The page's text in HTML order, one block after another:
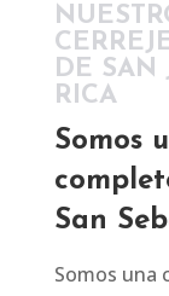
DE SAN
RICA
Somos
San
Somos una